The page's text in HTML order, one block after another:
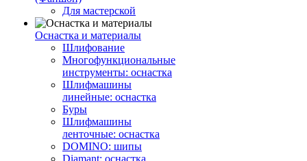
Для мастерской
Оснастка и материалы
Шлифование
Многофункциональные
инструменты: оснастка
Шлифмашины
линейные: оснастка
Буры
Шлифмашины
ленточные: оснастка
DOMINO: шипы
Diamant: оснастка